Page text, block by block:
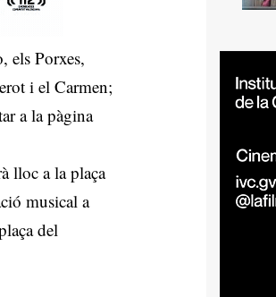
els Porxes,
i el Carmen;
a la pàgina
lloc a la plaça
musical a
del